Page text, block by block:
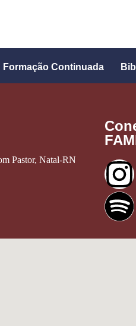
Formação Continuada
Pastor, Natal-RN